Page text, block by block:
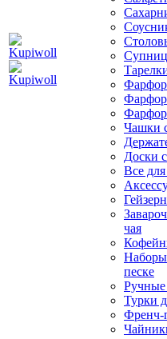
Чашки
Доски
Все
чая
Наборы
песке
Ручные
Турки
Френч-